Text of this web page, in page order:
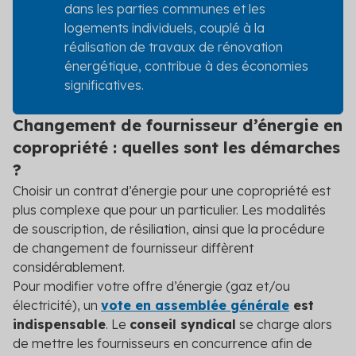
dans les parties communes et les
logements individuels, couplé à la
réalisation de travaux de rénovation
énergétique, contribue à des économies
significatives.
Changement de fournisseur d’énergie en
copropriété : quelles sont les démarches
?
Choisir un contrat d’énergie pour une copropriété est
plus complexe que pour un particulier. Les modalités
de souscription, de résiliation, ainsi que la procédure
de changement de fournisseur diffèrent
considérablement.
Pour modifier votre offre d’énergie (gaz et/ou
électricité), un vote en assemblée générale est
indispensable. Le conseil syndical se charge alors
de mettre les fournisseurs en concurrence afin de